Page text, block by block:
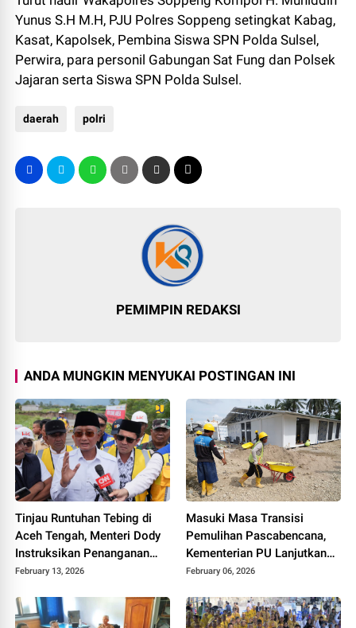
Yunus S.H M.H, PJU Polres Soppeng setingkat Kabag,
Kasat, Kapolsek, Pembina Siswa SPN Polda Sulsel,
Perwira, para personil Gabungan Sat Fung dan Polsek
Jajaran serta Siswa SPN Polda Sulsel.
daerah polri
PEMIMPIN REDAKSI
ANDA MUNGKIN MENYUKAI POSTINGAN INI
Tinjau Runtuhan Tebing di
Aceh Tengah, Menteri Dody
Instruksikan Penanganan
Komprehensif Sesuai Arahan
February 13, 2026
Masuki Masa Transisi
Pemulihan Pascabencana,
Kementerian PU Lanjutkan
Program Rehabilitasi
Provinsi Aceh
February 06, 2026